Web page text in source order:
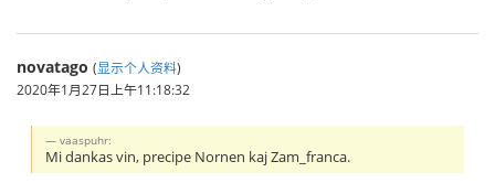
novatago (显示个人资料)
2020年1月27日上午11:18:32
vaaspuhr:
Mi dankas vin, precipe Nornen kaj Zam_franca.